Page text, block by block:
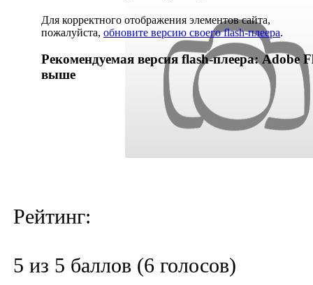
Для корректного отображения элементов сайта,
пожалуйста, обновите версию своего flash-плеера.
Рекомендуемая версия flash-плеера: Adobe
выше
Рейтинг:
5 из 5 баллов (6 голосов)